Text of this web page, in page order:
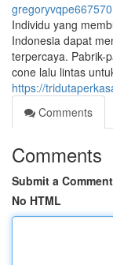
gregoryvqpe667570
Individu yang
Indonesia dapat
terpercaya. Pabrik-
cone lalu lintas
https://
Comments
Comments
Submit a Comment
No HTML